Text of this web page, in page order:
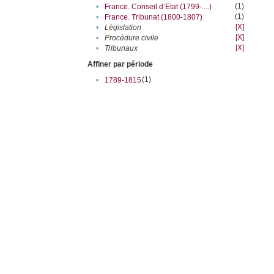
•
France. Conseil d’Etat (1799-....)
(1)
•
France. Tribunat (1800-1807)
(1)
•
Législation
[X]
•
Procédure civile
[X]
•
Tribunaux
[X]
Affiner par période
•
1789-1815(1)